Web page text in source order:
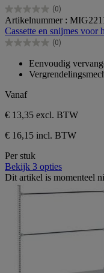
(0)
0.0
van
de
5
Artikelnummer :
Cassette en snijmes voor
(0)
0.0
sterren.
Eenvoudig
Vanaf
€ 13,35 excl. BTW
€ 16,15 incl. BTW
Per stuk
Bekijk 3 opties
Dit artikel is momenteel